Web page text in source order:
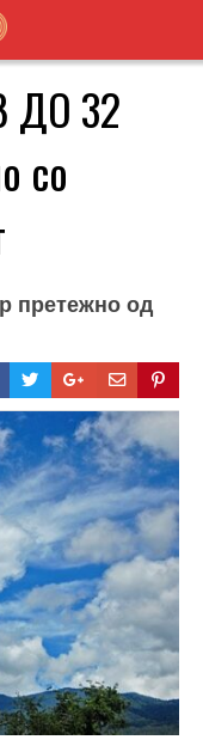
ДО 32
со
претежно од